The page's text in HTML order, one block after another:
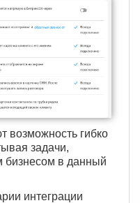
возможность гибко
задачи,
бизнесом в данный
интеграции